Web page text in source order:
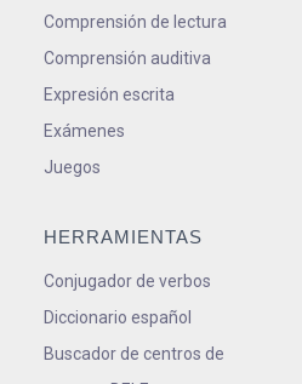
Comprensión de lectura
Comprensión auditiva
Expresión escrita
Exámenes
Juegos
HERRAMIENTAS
Conjugador de verbos
Diccionario español
Buscador de centros de